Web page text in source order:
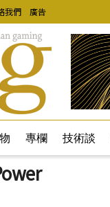
我們 廣告
專欄 技術談